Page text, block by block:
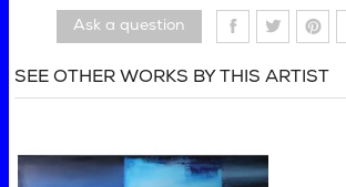
Ask a question
SEE OTHER WORKS BY THIS ARTIST